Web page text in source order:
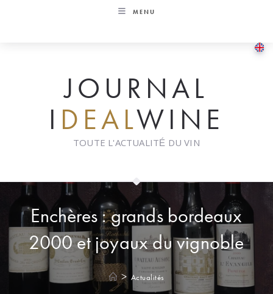
MENU
JOURNAL
I DEALWINE
TOUTE L'ACTUALITÉ DU VIN
Enchères : grands bordeaux
2000 et joyaux du vignoble
> Actualités